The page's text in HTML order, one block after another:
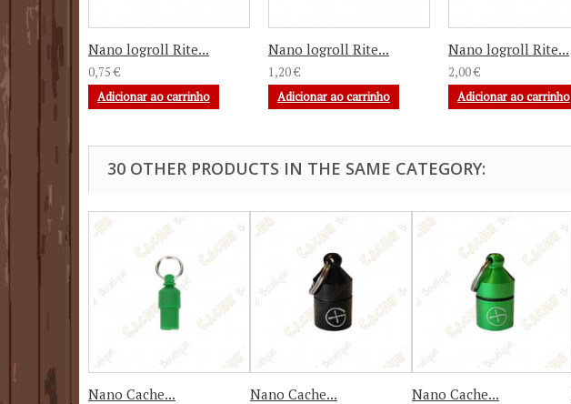
Nano logroll Rite...
0,75 €
Adicionar ao carrinho
Nano logroll Rite...
1,20 €
Adicionar ao carrinho
Nano logroll Rite...
2,00 €
Adicionar ao carrinho
30 OTHER PRODUCTS IN THE SAME CATEGORY:
Nano Cache... Nano Cache... Nano Cache...